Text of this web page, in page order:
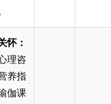
怀：
理咨
养指
伽课